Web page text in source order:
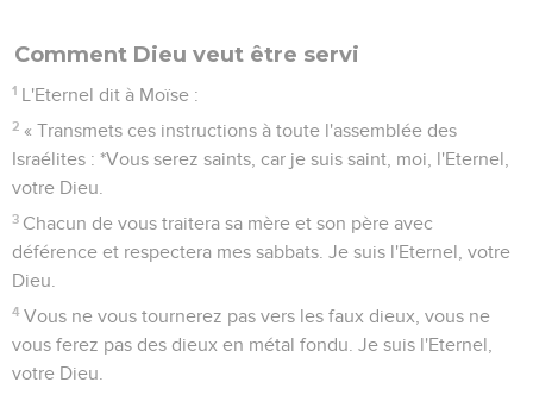
Comment Dieu veut être servi
1 L'Eternel dit à Moïse :
2 « Transmets ces instructions à toute l'assemblée des
Israélites : *Vous serez saints, car je suis saint, moi, l'Eternel,
votre Dieu.
3 Chacun de vous traitera sa mère et son père avec
déférence et respectera mes sabbats. Je suis l'Eternel, votre
Dieu.
4 Vous ne vous tournerez pas vers les faux dieux, vous ne
vous ferez pas des dieux en métal fondu. Je suis l'Eternel,
votre Dieu.